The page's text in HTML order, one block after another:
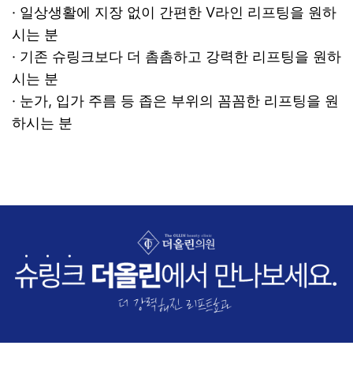
· 일상생활에 지장 없이 간편한 V라인 리프팅을 원하
시는 분
· 기존 슈링크보다 더 촘촘하고 강력한 리프팅을 원하
시는 분
· 눈가, 입가 주름 등 좁은 부위의 꼼꼼한 리프팅을 원
하시는 분